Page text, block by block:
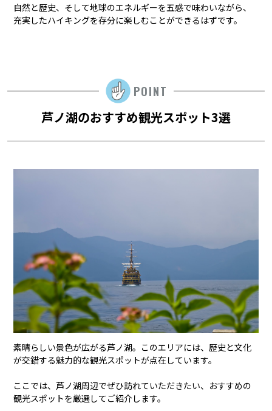
自然と歴史、そして地球のエネルギーを五感で味わいながら、
充実したハイキングを存分に楽しむことができるはずです。
POINT
芦ノ湖のおすすめ観光スポット3選
素晴らしい景色が広がる芦ノ湖。このエリアには、歴史と文化
が交錯する魅力的な観光スポットが点在しています。
ここでは、芦ノ湖周辺でぜひ訪れていただきたい、おすすめの
観光スポットを厳選してご紹介します。